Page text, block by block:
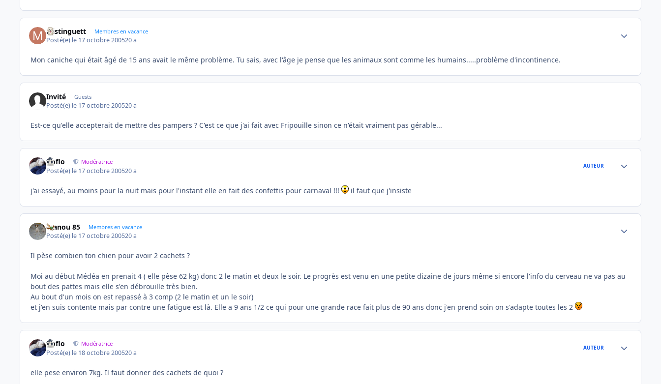
Mistinguett Membres en vacance
Posté(e) le 17 octobre 200520 a
Mon caniche qui était âgé de 15 ans avait le même problème. Tu sais, avec l'âge je pense que les animaux sont comme les humains.....problème d'incontinence.
Invité Guests
Posté(e) le 17 octobre 200520 a
Est-ce qu'elle accepterait de mettre des pampers ? C'est ce que j'ai fait avec Fripouille sinon ce n'était vraiment pas gérable...
floflo Modératrice
Posté(e) le 17 octobre 200520 a
AUTEUR
j'ai essayé, au moins pour la nuit mais pour l'instant elle en fait des confettis pour carnaval !!! il faut que j'insiste
manou 85 Membres en vacance
Posté(e) le 17 octobre 200520 a
Il pèse combien ton chien pour avoir 2 cachets ?
Moi au début Médéa en prenait 4 ( elle pèse 62 kg) donc 2 le matin et deux le soir. Le progrès est venu en une petite dizaine de jours même si encore l'info du cerveau ne va pas au
bout des pattes mais elle s'en débrouille très bien.
Au bout d'un mois on est repassé à 3 comp (2 le matin et un le soir)
et j'en suis contente mais par contre une fatigue est là. Elle a 9 ans 1/2 ce qui pour une grande race fait plus de 90 ans donc j'en prend soin on s'adapte toutes les 2
floflo Modératrice
Posté(e) le 18 octobre 200520 a
AUTEUR
elle pese environ 7kg. Il faut donner des cachets de quoi ?